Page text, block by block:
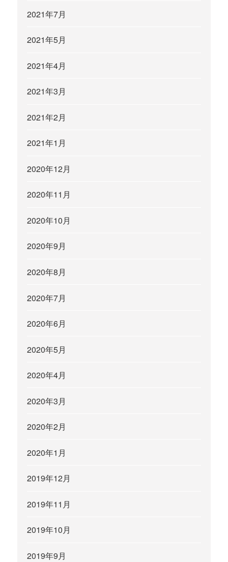
2021年7月
2021年5月
2021年4月
2021年3月
2021年2月
2021年1月
2020年12月
2020年11月
2020年10月
2020年9月
2020年8月
2020年7月
2020年6月
2020年5月
2020年4月
2020年3月
2020年2月
2020年1月
2019年12月
2019年11月
2019年10月
2019年9月